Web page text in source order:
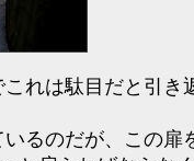
れは駄目だと引き
るのだが、この扉